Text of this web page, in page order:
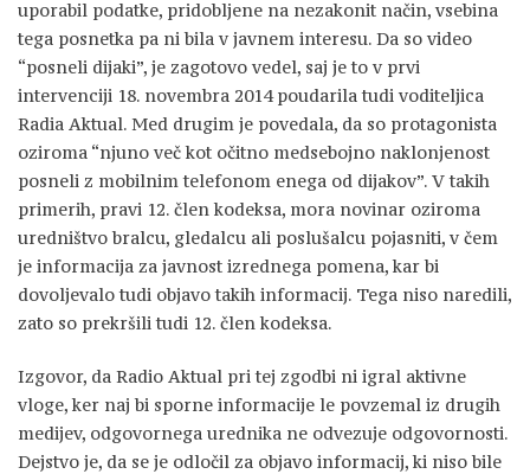
uporabil podatke, pridobljene na nezakonit način, vsebina
tega posnetka pa ni bila v javnem interesu. Da so video
“posneli dijaki”, je zagotovo vedel, saj je to v prvi
intervenciji 18. novembra 2014 poudarila tudi voditeljica
Radia Aktual. Med drugim je povedala, da so protagonista
oziroma “njuno več kot očitno medsebojno naklonjenost
posneli z mobilnim telefonom enega od dijakov”. V takih
primerih, pravi 12. člen kodeksa, mora novinar oziroma
uredništvo bralcu, gledalcu ali poslušalcu pojasniti, v čem
je informacija za javnost izrednega pomena, kar bi
dovoljevalo tudi objavo takih informacij. Tega niso naredili,
zato so prekršili tudi 12. člen kodeksa.
Izgovor, da Radio Aktual pri tej zgodbi ni igral aktivne
vloge, ker naj bi sporne informacije le povzemal iz drugih
medijev, odgovornega urednika ne odvezuje odgovornosti.
Dejstvo je, da se je odločil za objavo informacij, ki niso bile